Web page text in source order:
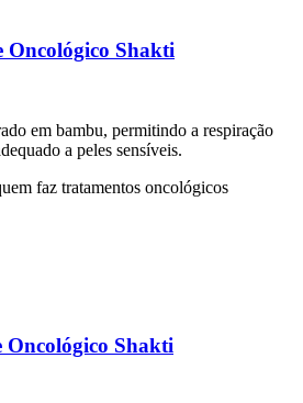
Oncológico Shakti
em bambu, permitindo a respiração
a peles sensíveis.
faz tratamentos oncológicos
Oncológico Shakti